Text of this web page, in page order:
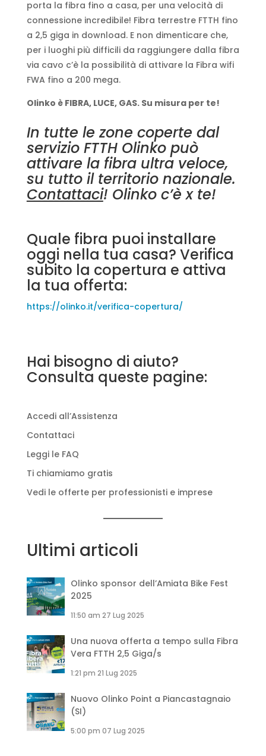
porta la fibra fino a casa, per una velocità di
connessione incredibile! Fibra terrestre FTTH fino
a 2,5 giga in download. E non dimenticare che,
per i luoghi più difficili da raggiungere dalla fibra
via cavo c’è la possibilità di attivare la Fibra wifi
FWA fino a 200 mega.
Olinko è FIBRA, LUCE, GAS. Su misura per te!
In tutte le zone coperte dal
servizio FTTH Olinko può
attivare la fibra ultra veloce,
su tutto il territorio nazionale.
Contattaci! Olinko c’è x te!
Quale fibra puoi installare
oggi nella tua casa? Verifica
subito la copertura e attiva
la tua offerta:
https://olinko.it/verifica-copertura/
Hai bisogno di aiuto?
Consulta queste pagine:
Accedi all’Assistenza
Contattaci
Leggi le FAQ
Ti chiamiamo gratis
Vedi le offerte per professionisti e imprese
Ultimi articoli
Olinko sponsor dell’Amiata Bike Fest
2025
11:50 am 27 Lug 2025
Una nuova offerta a tempo sulla Fibra
Vera FTTH 2,5 Giga/s
1:21 pm 21 Lug 2025
Nuovo Olinko Point a Piancastagnaio
(SI)
5:00 pm 07 Lug 2025